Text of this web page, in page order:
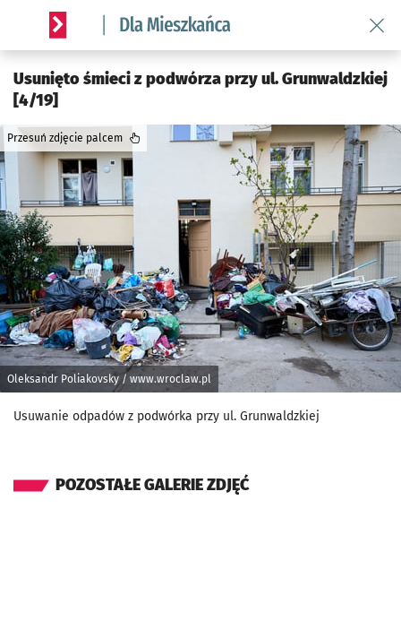
Serwis informacyjny wroclaw.pl podserwis: Dla mieszkańca
Usunięto śmieci z podwórza przy ul. Grunwaldzkiej
[4/19]
Oleksandr Poliakovsky / www.wroclaw.pl
Przesuń zdjęcie palcem
Usuwanie odpadów z podwórka przy ul. Grunwaldzkiej
POZOSTAŁE GALERIE ZDJĘĆ